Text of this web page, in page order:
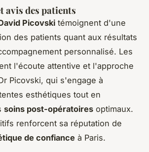
avis des patients
Picovski témoignent d'une
des patients quant aux résultats
personnalisé. Les
l'écoute attentive et l'approche
Picovski, qui s'engage à
esthétiques tout en
soins post-opératoires optimaux.
renforcent sa réputation de
de confiance à Paris.